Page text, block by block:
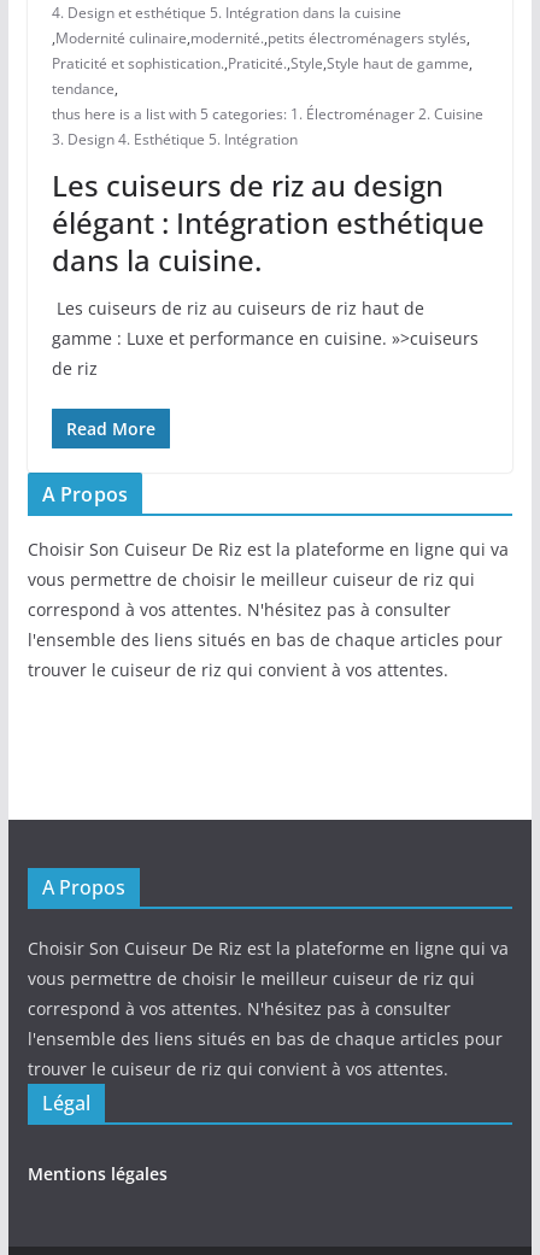
4. Design et esthétique 5. Intégration dans la cuisine
,Modernité culinaire,modernité.,petits électroménagers stylés,
Praticité et sophistication.,Praticité.,Style,Style haut de gamme,
tendance,
thus here is a list with 5 categories: 1. Électroménager 2. Cuisine
3. Design 4. Esthétique 5. Intégration
Les cuiseurs de riz au design
élégant : Intégration esthétique
dans la cuisine.
​ Les cuiseurs​ de riz au cuiseurs de riz haut de
gamme : Luxe et performance en cuisine. »>cuiseurs
de riz
Read More
A Propos
Choisir Son Cuiseur De Riz est la plateforme en ligne qui va
vous permettre de choisir le meilleur cuiseur de riz qui
correspond à vos attentes. N'hésitez pas à consulter
l'ensemble des liens situés en bas de chaque articles pour
trouver le cuiseur de riz qui convient à vos attentes.
A Propos
Choisir Son Cuiseur De Riz est la plateforme en ligne qui va
vous permettre de choisir le meilleur cuiseur de riz qui
correspond à vos attentes. N'hésitez pas à consulter
l'ensemble des liens situés en bas de chaque articles pour
trouver le cuiseur de riz qui convient à vos attentes.
Légal
Mentions légales